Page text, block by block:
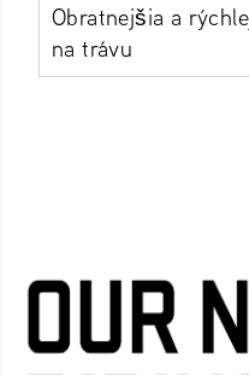
Obratnejšia a
na trávu